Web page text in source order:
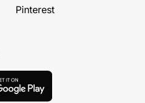
Pinterest